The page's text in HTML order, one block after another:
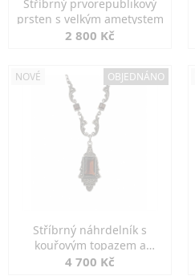
Stříbrný prvorepublikový
prsten s velkým ametystem
2 800 Kč
NOVÉ OBJEDNÁNO
Stříbrný náhrdelník s
kouřovým topazem a
markazity
4 700 Kč